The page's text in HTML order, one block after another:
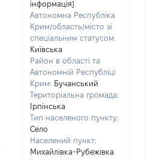
інформація]
Автономна Республіка
Крим/область/місто зі
спеціальним статусом:
Київська
Район в області та
Автономній Республіці
Крим: Бучанський
Територіальна громада:
Ірпінська
Тип населеного пункту:
Село
Населений пункт:
Михайлівка-Рубежівка